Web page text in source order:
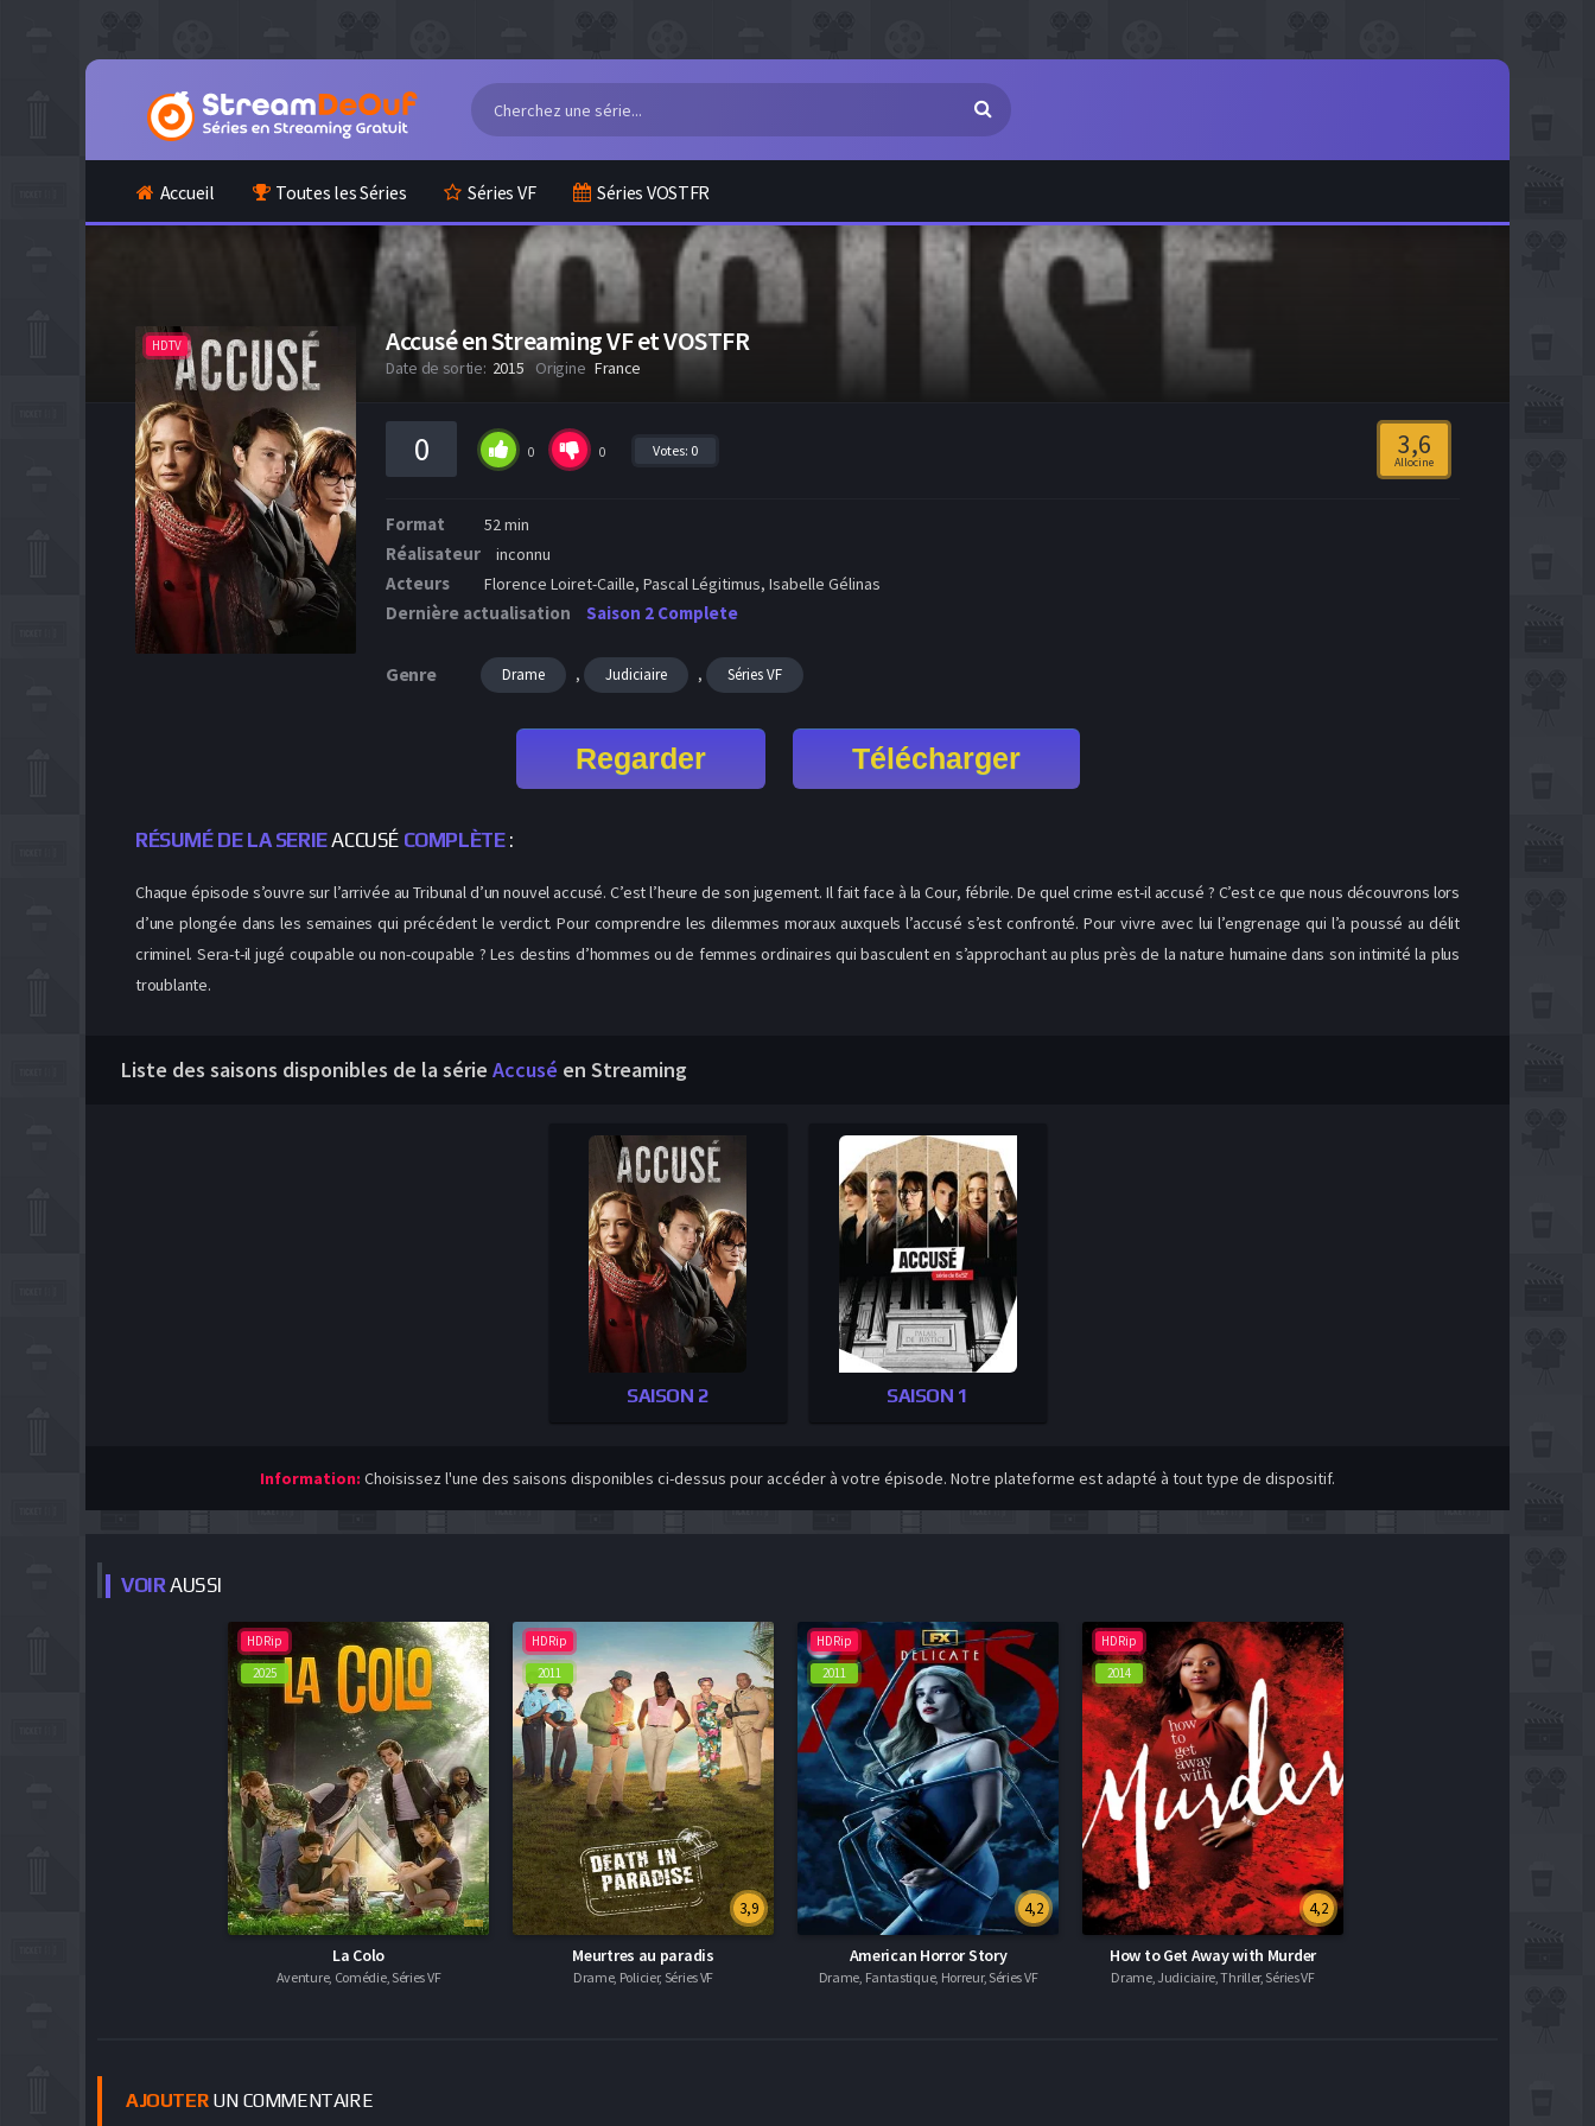
Accueil Toutes les Séries Séries VF Séries VOSTFR
HDTV Accusé en Streaming VF et VOSTFR
Date de sortie: 2015 Origine France
0 0 0 Votes: 0 3,6
Allocine
Format 52 min
Réalisateur inconnu
Acteurs Florence Loiret-Caille, Pascal Légitimus, Isabelle Gélinas
Dernière actualisation Saison 2 Complete
Genre Drame , Judiciaire , Séries VF
Regarder Télécharger
RÉSUMÉ DE LA SERIEACCUSÉ COMPLÈTE:
Chaque épisode s’ouvre sur l’arrivée au Tribunal d’un nouvel accusé. C’est l’heure de son jugement. Il fait face à la Cour, fébrile. De quel crime est-il accusé ? C’est ce que nous découvrons lors
d’une plongée dans les semaines qui précédent le verdict. Pour comprendre les dilemmes moraux auxquels l’accusé s’est confronté. Pour vivre avec lui l’engrenage qui l’a poussé au délit
criminel. Sera-t-il jugé coupable ou non-coupable ? Les destins d’hommes ou de femmes ordinaires qui basculent en s’approchant au plus près de la nature humaine dans son intimité la plus
troublante.
Liste des saisons disponibles de la série Accusé en Streaming
SAISON 2 SAISON 1
Information: Choisissez l'une des saisons disponibles ci-dessus pour accéder à votre épisode. Notre plateforme est adapté à tout type de dispositif.
VOIRAUSSI
HDRip
2025
La Colo
Aventure, Comédie, Séries VF
HDRip
2011
3,9
Meurtres au paradis
Drame, Policier, Séries VF
HDRip
2011
4,2
American Horror Story
Drame, Fantastique, Horreur, Séries VF
HDRip
2014
4,2
How to Get Away with Murder
Drame, Judiciaire, Thriller, Séries VF
AJOUTERUN COMMENTAIRE